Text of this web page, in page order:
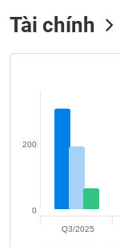
Tài chính
0
200
Q3/2025
TIỆN